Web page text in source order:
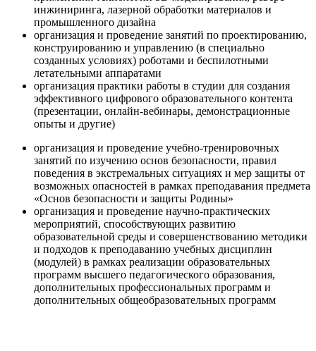
инжиниринга, лазерной обработки материалов и
промышленного дизайна
организация и проведение занятий по проектированию,
конструированию и управлению (в специально
созданных условиях) роботами и беспилотными
летательными аппаратами
организация практики работы в студии для создания
эффективного цифрового образовательного контента
(презентации, онлайн-вебинары, демонстрационные
опыты и другие)
организация и проведение учебно-тренировочных
занятий по изучению основ безопасности, правил
поведения в экстремальных ситуациях и мер защиты от
возможных опасностей в рамках преподавания предмета
«Основ безопасности и защиты Родины»
организация и проведение научно-практических
мероприятий, способствующих развитию
образовательной среды и совершенствованию методики
и подходов к преподаванию учебных дисциплин
(модулей) в рамках реализации образовательных
программ высшего педагогического образования,
дополнительных профессиональных программ и
дополнительных общеобразовательных программ